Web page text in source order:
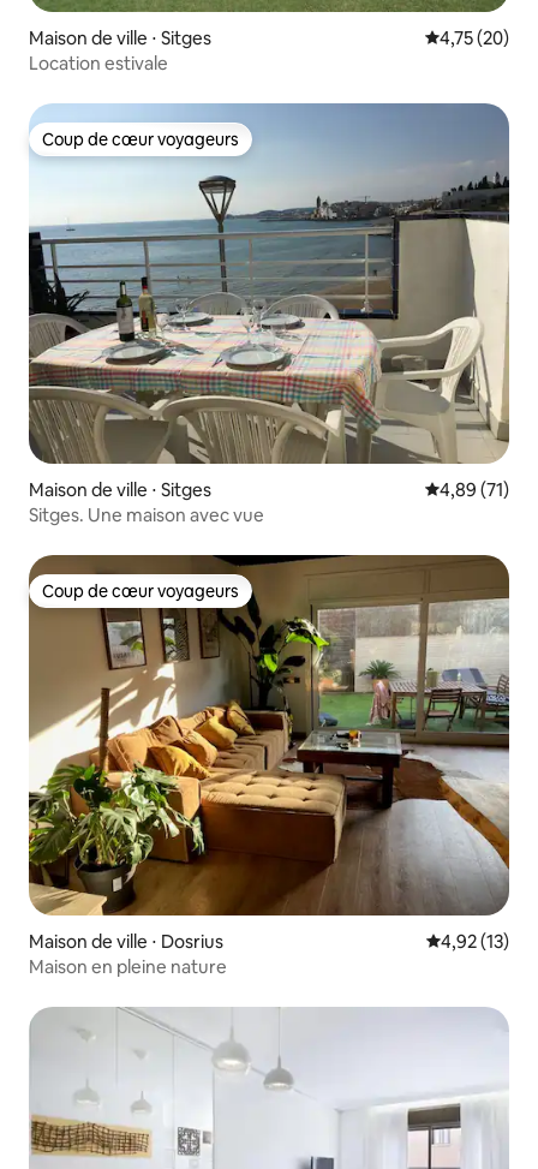
Maison de ville ⋅ Sitges Évaluation
4,75 (20)
Location estivale
Coup de cœur voyageurs
Coup de cœur voyageurs
Maison de ville ⋅ Sitges Évaluation
4,89 (71)
Sitges. Une maison avec vue
Coup de cœur voyageurs
Coup de cœur voyageurs
Maison de ville ⋅ Dosrius Évaluation
4,92 (13)
Maison en pleine nature